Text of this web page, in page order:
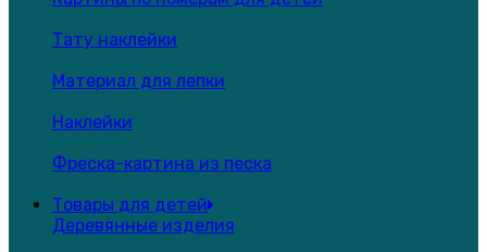
Тату наклейки
Материал для лепки
Наклейки
Фреска-картина из песка
Товары для детей
Деревянные изделия